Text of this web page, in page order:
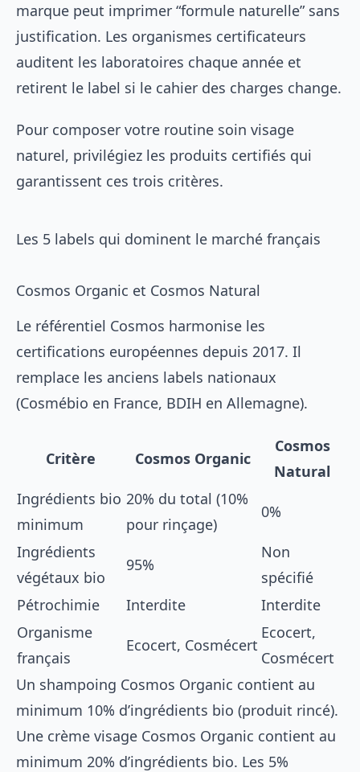
marque peut imprimer “formule naturelle” sans
justification. Les organismes certificateurs
auditent les laboratoires chaque année et
retirent le label si le cahier des charges change.
Pour composer votre routine soin visage
naturel, privilégiez les produits certifiés qui
garantissent ces trois critères.
Les 5 labels qui dominent le marché français
Cosmos Organic et Cosmos Natural
Le référentiel Cosmos harmonise les
certifications européennes depuis 2017. Il
remplace les anciens labels nationaux
(Cosmébio en France, BDIH en Allemagne).
Critère Cosmos Organic
Cosmos
Natural
Ingrédients bio
minimum
20% du total (10%
pour rinçage)
0%
Ingrédients
végétaux bio
95%
Non
spécifié
Pétrochimie
Interdite
Interdite
Organisme
français
Ecocert, Cosmécert
Ecocert,
Cosmécert
Un shampoing Cosmos Organic contient au
minimum 10% d’ingrédients bio (produit rincé).
Une crème visage Cosmos Organic contient au
minimum 20% d’ingrédients bio. Les 5%